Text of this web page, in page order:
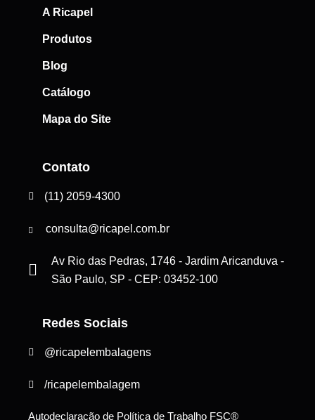
A Ricapel
Produtos
Blog
Catálogo
Mapa do Site
Contato
(11) 2059-4300
consulta@ricapel.com.br
Av Rio das Pedras, 1746 - Jardim Aricanduva -
São Paulo, SP - CEP: 03452-100
Redes Sociais
@ricapelembalagens
/ricapelembalagem
Autodeclaração de Política de Trabalho FSC®